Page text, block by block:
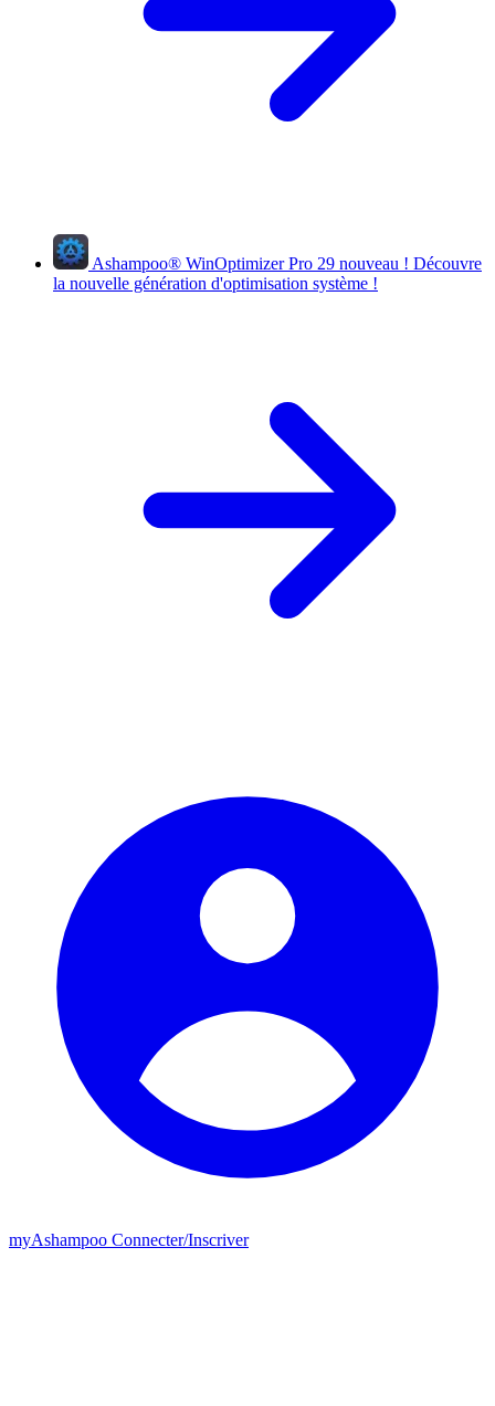
Ashampoo® WinOptimizer Pro 29 nouveau ! Découvre
la nouvelle génération d'optimisation système !
myAshampoo Connecter/Inscriver